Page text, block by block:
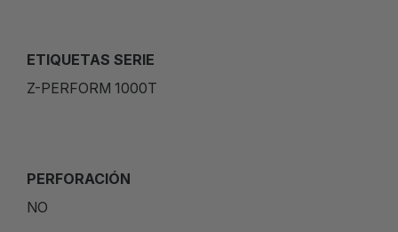
ETIQUETAS SERIE
Z-PERFORM 1000T
PERFORACIÓN
NO